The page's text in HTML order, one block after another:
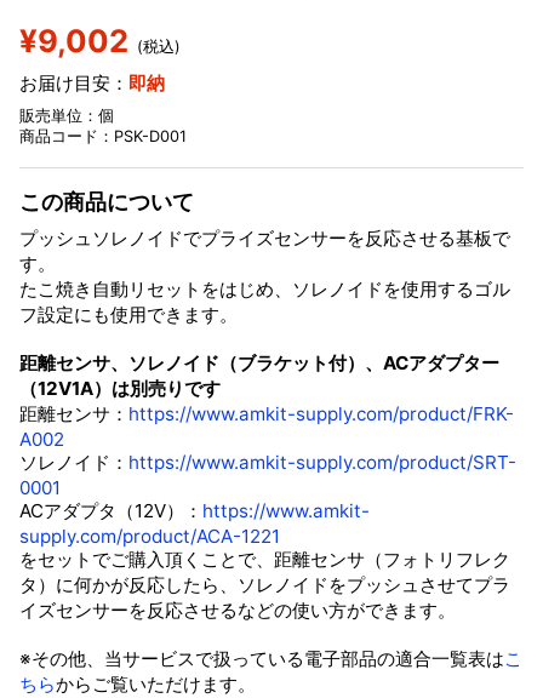
¥9,002 (税込)
お届け目安： 即納
販売単位：個
商品コード：PSK-D001
この商品について
プッシュソレノイドでプライズセンサーを反応させる基板で
す。
たこ焼き自動リセットをはじめ、ソレノイドを使用するゴル
フ設定にも使用できます。
距離センサ、ソレノイド（ブラケット付）、ACアダプター
（12V1A）は別売りです
距離センサ： https://www.amkit-supply.com/product/FRK-
A002
ソレノイド： https://www.amkit-supply.com/product/SRT-
0001
ACアダプタ（12V）： https://www.amkit-
supply.com/product/ACA-1221
をセットでご購入頂くことで、距離センサ（フォトリフレク
タ）に何かが反応したら、ソレノイドをプッシュさせてプラ
イズセンサーを反応させるなどの使い方ができます。
※その他、当サービスで扱っている電子部品の適合一覧表はこ
ちらからご覧いただけます。